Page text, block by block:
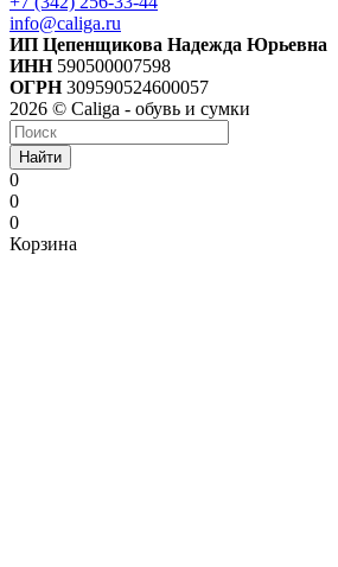
info@caliga.ru
ИП Цепенщикова Надежда Юрьевна
ИНН 590500007598
ОГРН309590524600057
2026 © Caliga - обувь и сумки
Найти
0
0
0
Корзина